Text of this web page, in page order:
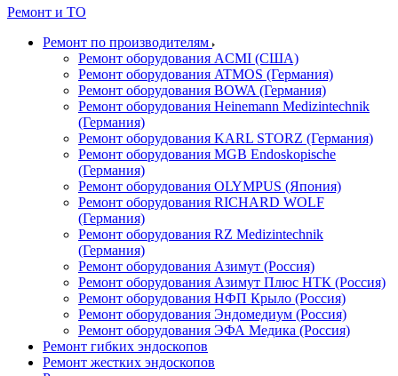
Ремонт и ТО
Ремонт по производителям
Ремонт оборудования ACMI (США)
Ремонт оборудования ATMOS (Германия)
Ремонт оборудования BOWA (Германия)
Ремонт оборудования Heinemann Medizintechnik
(Германия)
Ремонт оборудования KARL STORZ (Германия)
Ремонт оборудования MGB Endoskopische
(Германия)
Ремонт оборудования OLYMPUS (Япония)
Ремонт оборудования RICHARD WOLF
(Германия)
Ремонт оборудования RZ Medizintechnik
(Германия)
Ремонт оборудования Азимут (Россия)
Ремонт оборудования Азимут Плюс НТК (Россия)
Ремонт оборудования НФП Крыло (Россия)
Ремонт оборудования Эндомедиум (Россия)
Ремонт оборудования ЭФА Медика (Россия)
Ремонт гибких эндоскопов
Ремонт жестких эндоскопов